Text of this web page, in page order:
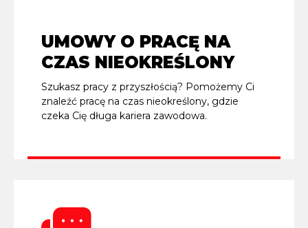
UMOWY O PRACĘ NA
CZAS NIEOKREŚLONY
Szukasz pracy z przyszłością? Pomożemy Ci
znaleźć pracę na czas nieokreślony, gdzie
czeka Cię długa kariera zawodowa.